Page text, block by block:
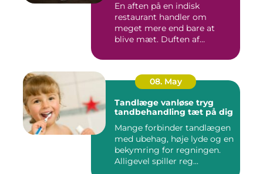
En aften på en indisk
restaurant handler om
meget mere end bare at
blive mæt. Duften af
08. May
Tandlæge vanløse tryg
tandbehandling tæt på dig
Mange forbinder tandlægen
med ubehag, høje lyde og en
bekymring for regningen.
Alligevel spiller reg...